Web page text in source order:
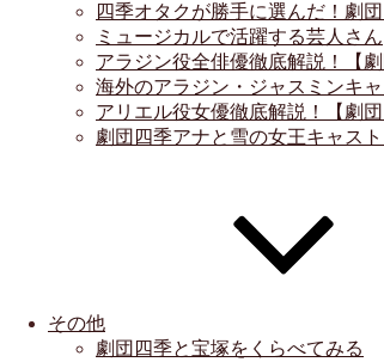
四季オタクが勝手に選んだ！劇
ミュージカルで活躍する芸人さん
アラジン役全俳優徹底解説！【劇
海外のアラジン・ジャスミンキ
アリエル役女優徹底解説！【劇
劇団四季アナと雪の女王キャス
その他
劇団四季と宝塚をくらべてみる